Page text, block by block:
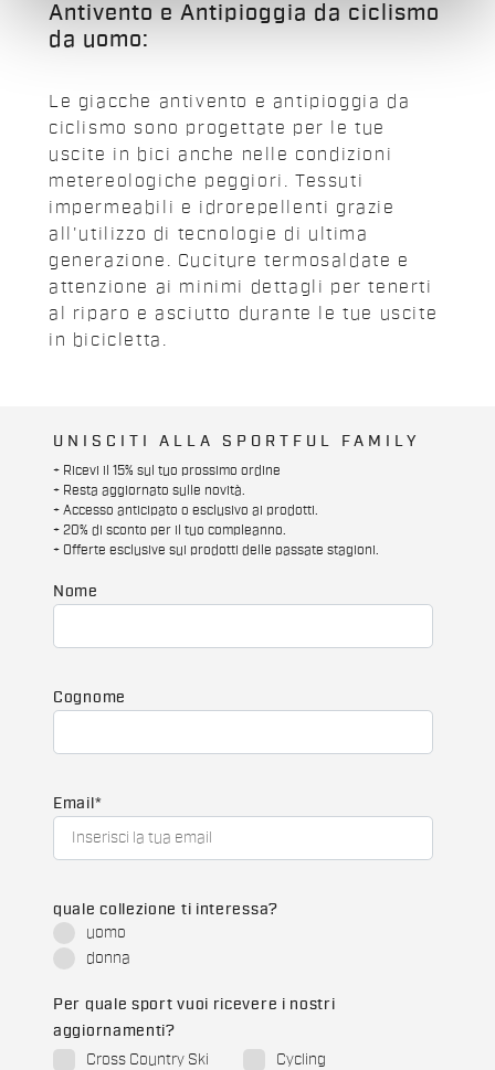
sono state concepite e realizzate
con soffietti e fori di drenaggio
Antivento e Antipioggia da ciclismo
da uomo:
Le giacche antivento e antipioggia da
ciclismo sono progettate per le tue
uscite in bici anche nelle condizioni
metereologiche peggiori. Tessuti
impermeabili e idrorepellenti grazie
all'utilizzo di tecnologie di ultima
generazione. Cuciture termosaldate e
attenzione ai minimi dettagli per tenerti
al riparo e asciutto durante le tue uscite
in bicicletta.
UNISCITI ALLA SPORTFUL FAMILY
+ Ricevi il 15% sul tuo prossimo ordine
+ Resta aggiornato sulle novità.
+ Accesso anticipato o esclusivo ai prodotti.
+ 20% di sconto per il tuo compleanno.
+ Offerte esclusive sui prodotti delle passate stagioni.
Nome
Cognome
Email *
quale collezione ti interessa?
uomo
donna
Per quale sport vuoi ricevere i nostri
aggiornamenti?
Cross Country Ski
Cycling